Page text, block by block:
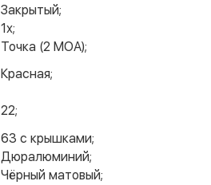
Закрытый;
1х;
Точка (2 МОА);
Красная;
22;
63 с крышками;
Дюралюминий;
Чёрный матовый;